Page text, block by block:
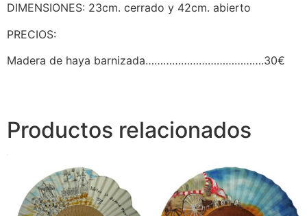
DIMENSIONES: 23cm. cerrado y 42cm. abierto
PRECIOS:
Madera de haya barnizada………………………………….30€
Productos relacionados